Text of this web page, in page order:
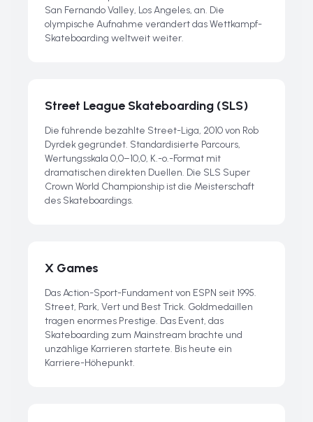
San Fernando Valley, Los Angeles, an. Die
olympische Aufnahme verändert das Wettkampf-
Skateboarding weltweit weiter.
Street League Skateboarding (SLS)
Die führende bezahlte Street-Liga, 2010 von Rob
Dyrdek gegründet. Standardisierte Parcours,
Wertungsskala 0,0–10,0, K.-o.-Format mit
dramatischen direkten Duellen. Die SLS Super
Crown World Championship ist die Meisterschaft
des Skateboardings.
X Games
Das Action-Sport-Fundament von ESPN seit 1995.
Street, Park, Vert und Best Trick. Goldmedaillen
tragen enormes Prestige. Das Event, das
Skateboarding zum Mainstream brachte und
unzählige Karrieren startete. Bis heute ein
Karriere-Höhepunkt.